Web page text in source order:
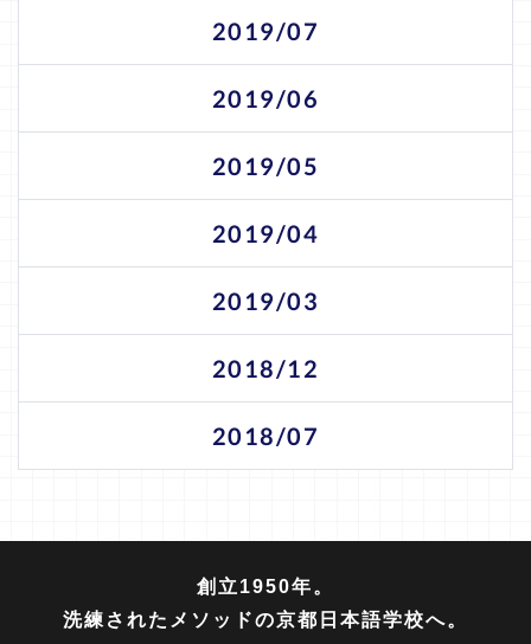
2019/07
2019/06
2019/05
2019/04
2019/03
2018/12
2018/07
創立1950年。
洗練されたメソッドの京都日本語学校へ。